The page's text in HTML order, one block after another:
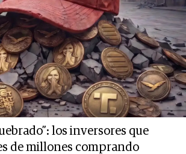
los inversores que
de millones comprando